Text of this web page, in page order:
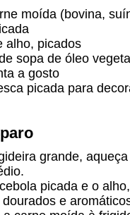
moída (bovina,
alho, picados
sopa de óleo
a gosto
picada para
grande,
picada e o
e